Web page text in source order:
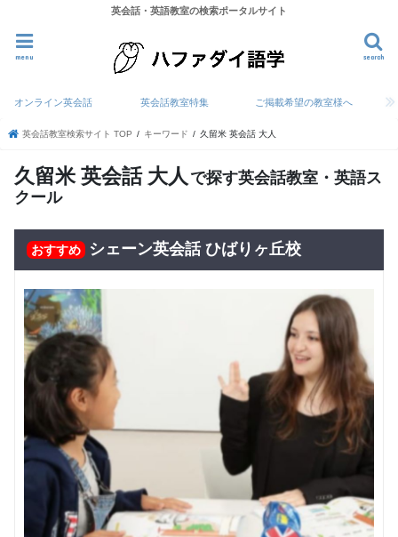
英会話・英語教室の検索ポータルサイト
search
menu
オンライン英会話 英会話教室特集 ご掲載希望の教室様へ
英会話教室検索サイト TOP キーワード 久留米 英会話 大人
久留米 英会話 大人 で探す英会話教室・英語ス
クール
おすすめ シェーン英会話 ひばりヶ丘校